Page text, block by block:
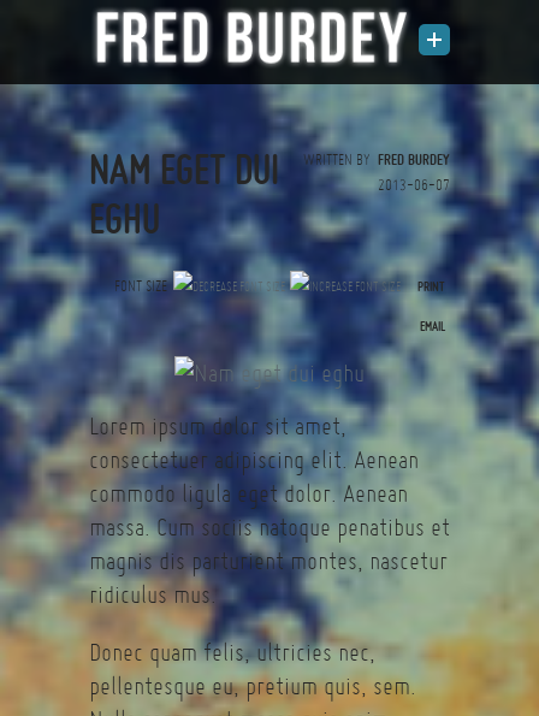
WRITTEN BY FRED BURDEY
2013-06-07
NAM EGET DUI
EGHU
FONT SIZE PRINT
EMAIL
Lorem ipsum dolor sit amet,
consectetuer adipiscing elit. Aenean
commodo ligula eget dolor. Aenean
massa. Cum sociis natoque penatibus et
magnis dis parturient montes, nascetur
ridiculus mus.
Donec quam felis, ultricies nec,
pellentesque eu, pretium quis, sem.